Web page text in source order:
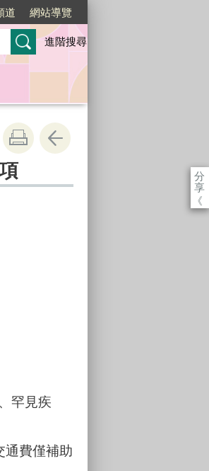
道 網站導覽
進階搜尋
分
享
《
罕見疾
通費僅補助